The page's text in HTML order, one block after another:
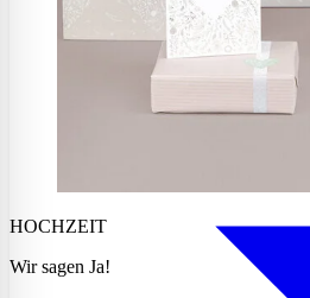
HOCHZEIT
Wir sagen Ja!